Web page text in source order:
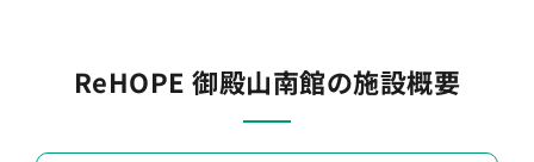
ReHOPE 御殿山南館の施設概要